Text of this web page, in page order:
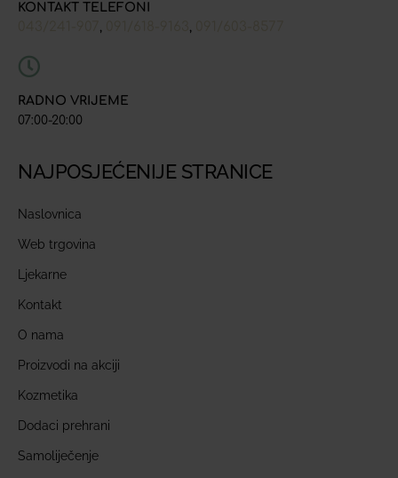
KONTAKT TELEFONI
, ,
RADNO VRIJEME
07:00-20:00
NAJPOSJEĆENIJE STRANICE
Naslovnica
Web trgovina
Ljekarne
Kontakt
O nama
Proizvodi na akciji
Kozmetika
Dodaci prehrani
Samoliječenje